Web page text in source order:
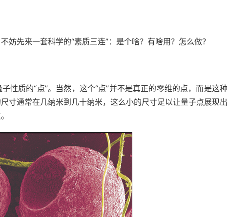
妨先来一套科学的“素质三连”：是个啥？有啥用？怎么做？
性质的“点”。当然，这个“点”并不是真正的零维的点，而是这种
寸通常在几纳米到几十纳米，这么小的尺寸足以让量子点展现出